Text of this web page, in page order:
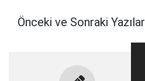
Önceki ve Sonraki Yazılar